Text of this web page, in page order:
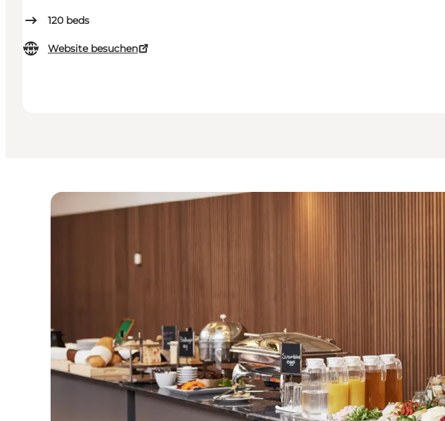
120 beds
Website besuchen